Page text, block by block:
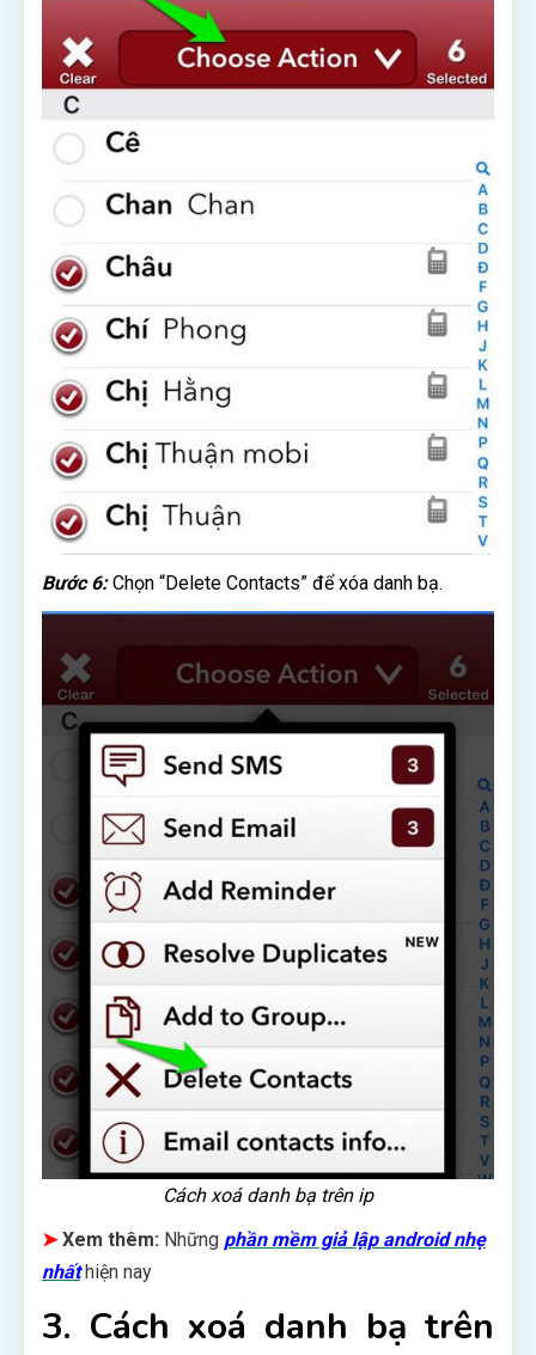
Bước 6:Chọn “Delete Contacts” để xóa danh bạ.
Cách xoá danh bạ trên ip
➤Xem thêm: Những phần mềm giả lập android nhẹ
nhấthiện nay
3. Cách xoá danh bạ trên